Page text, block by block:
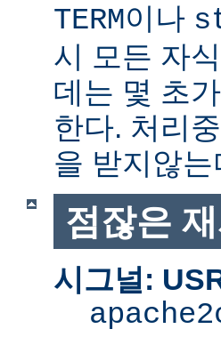
TERM이나
시 모든 자
데는 몇 초
한다. 처리
을 받지않는
점잖은
시그널: